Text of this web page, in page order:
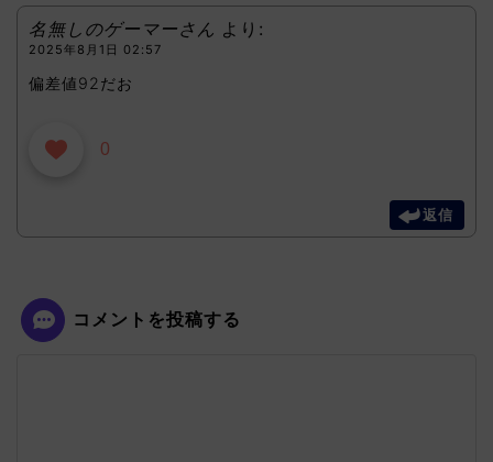
名無しのゲーマーさん より:
2025年8月1日 02:57
偏差値92だお
0
返信
コメントを投稿する